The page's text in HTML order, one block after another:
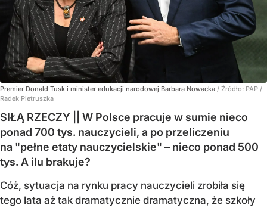
Premier Donald Tusk i minister edukacji narodowej Barbara Nowacka / Źródło: PAP /
Radek Pietruszka
SIŁĄ RZECZY || W Polsce pracuje w sumie nieco
ponad 700 tys. nauczycieli, a po przeliczeniu
na "pełne etaty nauczycielskie" – nieco ponad 500
tys. A ilu brakuje?
Cóż, sytuacja na rynku pracy nauczycieli zrobiła się
tego lata aż tak dramatycznie dramatyczna, że szkoły